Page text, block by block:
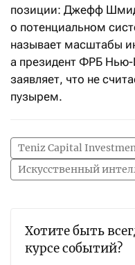
позиции: Джефф Шмид
о потенциальном
называет масштабы
а президент ФРБ
заявляет, что не
пузырем.
Teniz Capital
Искусственный
Хотите быть
курсе событий?